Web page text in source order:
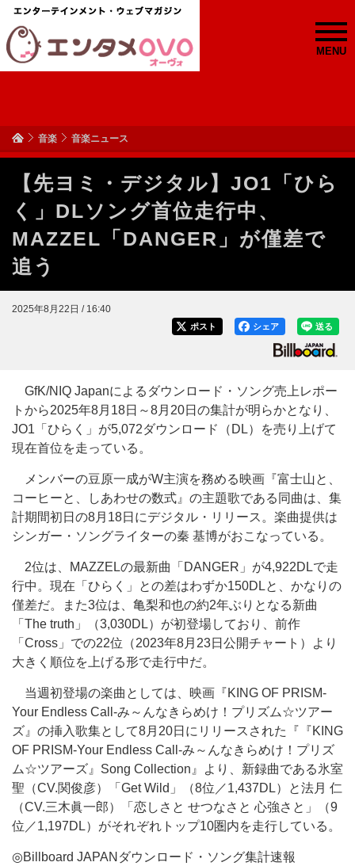
MENU
音楽 音楽ニュース
【先ヨミ・デジタル】JO1「ひら
く」DLソング首位走行中、
MAZZEL「DANGER」が僅差で
追う
2025年8月22日 / 16:40
送る
シェア
ポスト
GfK/NIQ Japanによるダウンロード・ソング売上レポー
トから2025年8月18日～8月20日の集計が明らかとなり、
JO1「ひらく」が5,072ダウンロード（DL）を売り上げて
現在首位を走っている。
メンバーの豆原一成がW主演を務める映画『富士山と、
コーヒーと、しあわせの数式』の主題歌である同曲は、集
計期間初日の8月18日にデジタル・リリース。楽曲提供は
シンガー・ソングライターの秦 基博がおこなっている。
2位は、MAZZELの最新曲「DANGER」が4,922DLで走
行中。現在「ひらく」との差はわずか150DLと、かなりの
僅差だ。また3位は、亀梨和也の約2年ぶりとなる新曲
「The truth」（3,030DL）が初登場しており、前作
「Cross」での22位（2023年8月23日公開チャート）より
大きく順位を上げる形で走行中だ。
当週初登場の楽曲としては、映画『KING OF PRISM-
Your Endless Call-み～んなきらめけ！プリズム☆ツアー
ズ』の挿入歌集として8月20日にリリースされた『『KING
OF PRISM-Your Endless Call-み～んなきらめけ！プリズ
ム☆ツアーズ』Song Collection』より、新録曲である氷室
聖（CV.関俊彦）「Get Wild」（8位／1,437DL）と法月 仁
（CV.三木眞一郎）「恋しさと せつなさと 心強さと」（9
位／1,197DL）がそれぞれトップ10圏内を走行している。
◎Billboard JAPANダウンロード・ソング集計速報